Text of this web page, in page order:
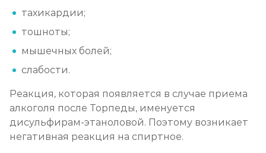
от 5 000 ₽ Записаться
Кодирование с провокацией
тахикардии;
тошноты;
мышечных болей;
слабости.
Реакция, которая появляется в случае приема
алкоголя после Торпеды, именуется
дисульфирам-этаноловой. Поэтому возникает
негативная реакция на спиртное.